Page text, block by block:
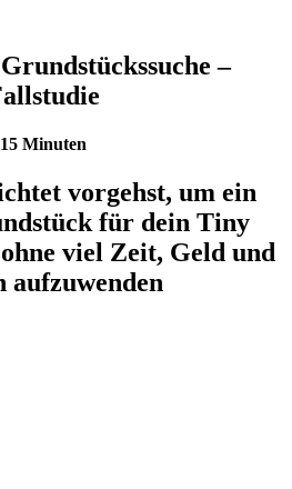
–
15 Minuten
vorgehst, um ein
für dein Tiny
viel Zeit, Geld und
aufzuwenden